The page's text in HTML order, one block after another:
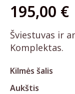
195,00 €
Šviestuvas ir
Komplektas.
Kilmės šalis
Aukštis